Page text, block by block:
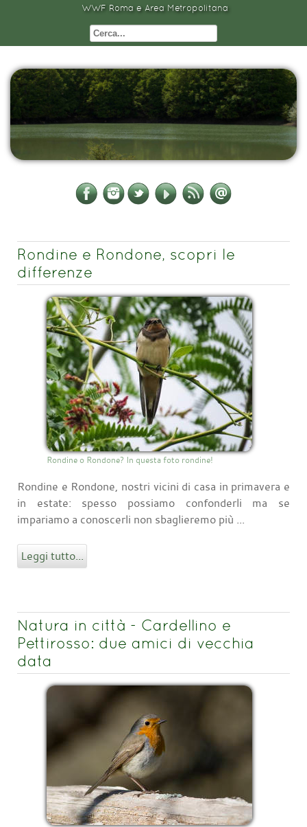
WWF Roma e Area Metropolitana
Rondine e Rondone, scopri le
differenze
Rondine o Rondone? In questa foto rondine!
Rondine e Rondone, nostri vicini di casa in primavera e
in estate: spesso possiamo confonderli ma se
impariamo a conoscerli non sbaglieremo più ...
Leggi tutto...
Natura in città - Cardellino e
Pettirosso: due amici di vecchia
data